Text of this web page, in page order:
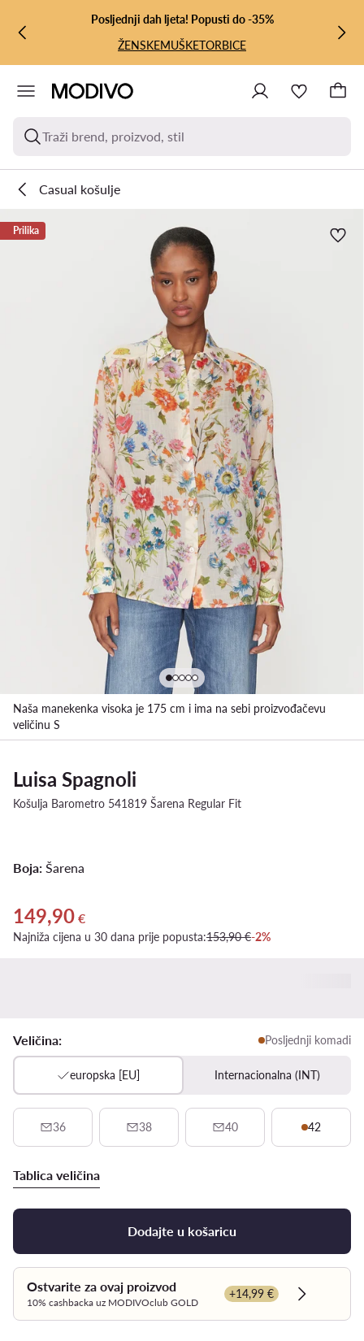
PRIJEĐI NA GLAVNI SADRŽAJ
PRIJEĐI NA PRETRAŽIVANJE
Posljednji dah ljeta! Popusti do -35%
ŽENSKEMUŠKETORBICE
Traži brend, proizvod, stil
Casual košulje
Prilika
Naša manekenka visoka je 175 cm i ima na sebi proizvođačevu
veličinu S
Luisa Spagnoli
Košulja Barometro 541819 Šarena Regular Fit
Boja: Šarena
Trenutna cijena 149,90 €
149,90 €
Najniža cijena u 30 dana prije popusta:153,90 €-2%
Veličina: Posljednji komadi
europska [EU] Internacionalna (INT)
36 38 40 42
Tablica veličina
Dodajte u košaricu
Ostvarite za ovaj proizvod
10% cashbacka uz MODIVOclub GOLD
+14,99 €
Dowiedz